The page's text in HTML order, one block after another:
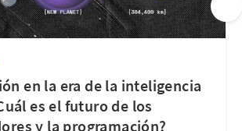
en la era de la inteligencia
es el futuro de los
y la programación?